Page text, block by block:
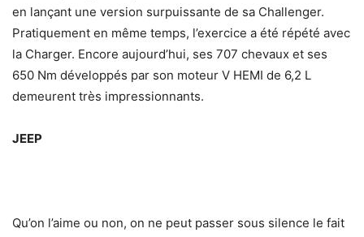
en lançant une version surpuissante de sa Challenger.
Pratiquement en même temps, l’exercice a été répété avec
la Charger. Encore aujourd’hui, ses 707 chevaux et ses
650 Nm développés par son moteur V HEMI de 6,2 L
demeurent très impressionnants.
JEEP
Qu’on l’aime ou non, on ne peut passer sous silence le fait